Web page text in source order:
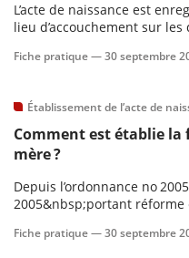
L’acte de naissance est
lieu d’accouchement sur
destiné au greffe du tribunal
Fiche pratique —30 septembre
Établissement de l’acte de
Comment est établie la
mère ?
Depuis l’ordonnance no
2005&nbsp;portant
Fiche pratique —30 septembre